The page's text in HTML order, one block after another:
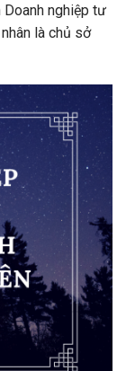
nghiệp tư
là chủ sở